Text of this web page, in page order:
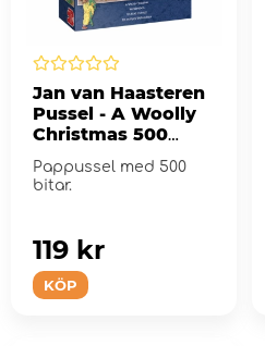
Jan van Haasteren
Pussel - A Woolly
Christmas 500
Pappussel med 500
bitar.
KÖP
119 kr